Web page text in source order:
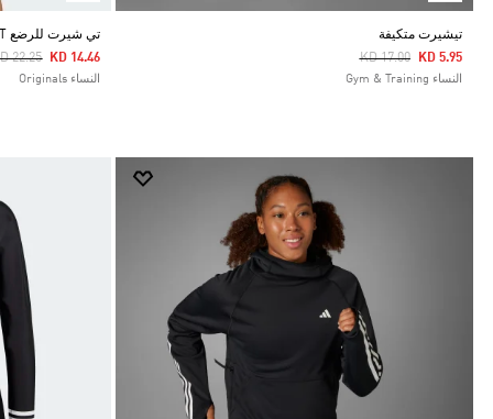
تيشيرت متكيفة
Price Reduced From
KD 17.00ToKD 5.95
النساء Gym & Training
تي شيرت للرضع TECHFIT بدون درزات
Reduced From
22.25ToKD 14.46
النساء Originals